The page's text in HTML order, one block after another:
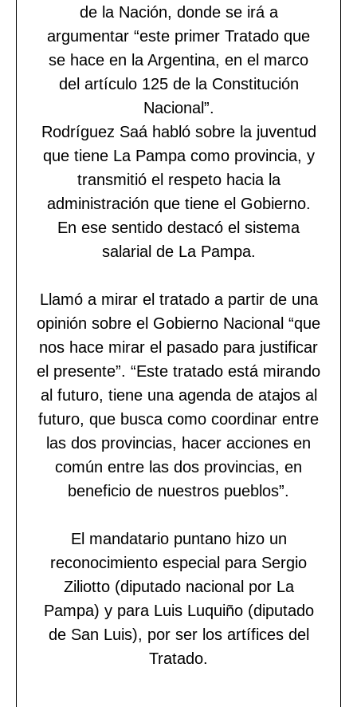
de la Nación, donde se irá a
argumentar “este primer Tratado que
se hace en la Argentina, en el marco
del artículo 125 de la Constitución
Nacional”.
Rodríguez Saá habló sobre la juventud
que tiene La Pampa como provincia, y
transmitió el respeto hacia la
administración que tiene el Gobierno.
En ese sentido destacó el sistema
salarial de La Pampa.
Llamó a mirar el tratado a partir de una
opinión sobre el Gobierno Nacional “que
nos hace mirar el pasado para justificar
el presente”. “Este tratado está mirando
al futuro, tiene una agenda de atajos al
futuro, que busca como coordinar entre
las dos provincias, hacer acciones en
común entre las dos provincias, en
beneficio de nuestros pueblos”.
El mandatario puntano hizo un
reconocimiento especial para Sergio
Ziliotto (diputado nacional por La
Pampa) y para Luis Luquiño (diputado
de San Luis), por ser los artífices del
Tratado.